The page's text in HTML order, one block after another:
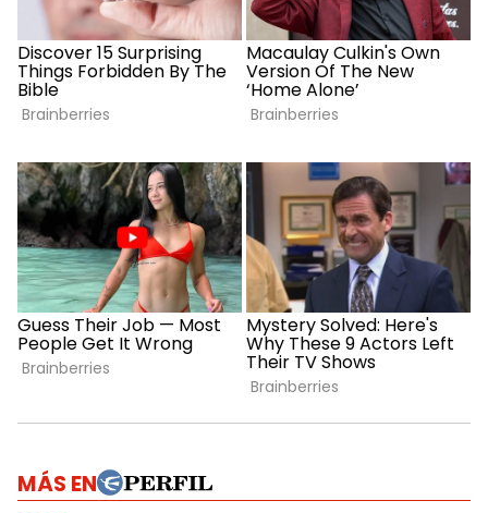
MÁS EN